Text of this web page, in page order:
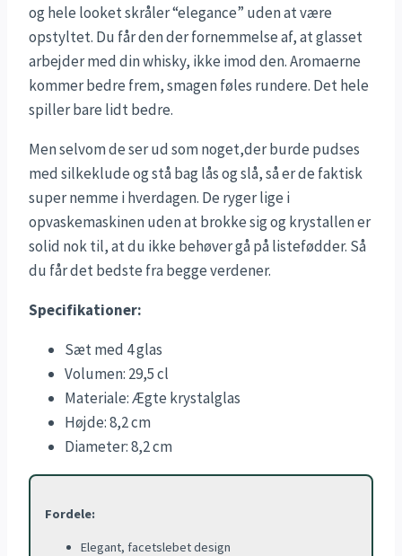
og hele looket skråler “elegance” uden at være
opstyltet. Du får den der fornemmelse af, at glasset
arbejder med din whisky, ikke imod den. Aromaerne
kommer bedre frem, smagen føles rundere. Det hele
spiller bare lidt bedre.
Men selvom de ser ud som noget,der burde pudses
med silkeklude og stå bag lås og slå, så er de faktisk
super nemme i hverdagen. De ryger lige i
opvaskemaskinen uden at brokke sig og krystallen er
solid nok til, at du ikke behøver gå på listefødder. Så
du får det bedste fra begge verdener.
Specifikationer:
Sæt med 4 glas
Volumen: 29,5 cl
Materiale: Ægte krystalglas
Højde: 8,2 cm
Diameter: 8,2 cm
Fordele:
Elegant, facetslebet design